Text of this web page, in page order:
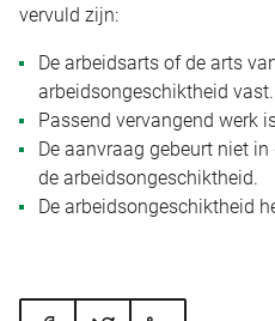
vervuld zijn:
De arbeidsarts of de arts
arbeidsongeschiktheid vast.
Passend vervangend werk
De aanvraag gebeurt niet
de arbeidsongeschiktheid.
De arbeidsongeschiktheid